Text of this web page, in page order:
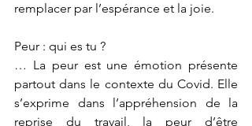
remplacer par l’espérance et la joie.
Peur : qui es tu ?
… La peur est une émotion présente
partout dans le contexte du Covid. Elle
s’exprime dans l’appréhension de la
reprise du travail, la peur d’être